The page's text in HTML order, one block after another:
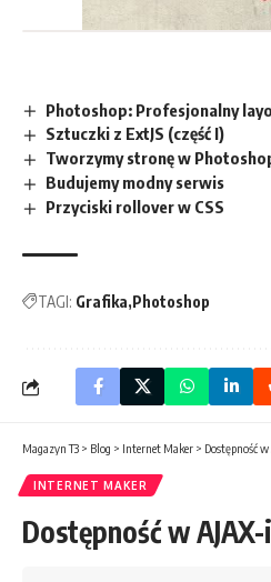
Photoshop: Profesjonalny
Sztuczki z ExtJS (część I)
Tworzymy stronę w
Budujemy modny serwis
Przyciski rollover w CSS
TAGI: Grafika Photoshop
Magazyn T3 > Blog > Internet Maker > Dostępność w
INTERNET MAKER
Dostępność w